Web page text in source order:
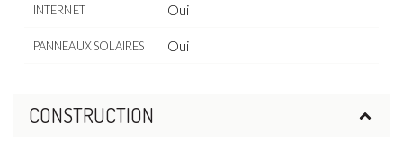
INTERNET Oui
PANNEAUX SOLAIRES Oui
CONSTRUCTION